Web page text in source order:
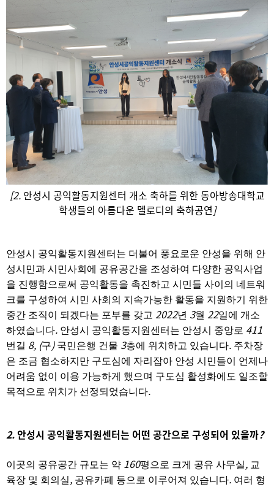
[2. 안성시 공익활동지원센터 개소 축하를 위한 동아방송대학교
학생들의 아름다운 멜로디의 축하공연]
안성시 공익활동지원센터는 더불어 풍요로운 안성을 위해 안
성시민과 시민사회에 공유공간을 조성하여 다양한 공익사업
을 진행함으로써 공익활동을 촉진하고 시민들 사이의 네트워
크를 구성하여 시민 사회의 지속가능한 활동을 지원하기 위한
중간 조직이 되겠다는 포부를 갖고 2022년 3월 22일에 개소
하였습니다. 안성시 공익활동지원센터는 안성시 중앙로 411
번길 8, (구) 국민은행 건물 3층에 위치하고 있습니다. 주차장
은 조금 협소하지만 구도심에 자리잡아 안성 시민들이 언제나
어려움 없이 이용 가능하게 했으며 구도심 활성화에도 일조할
목적으로 위치가 선정되었습니다.
2.안성시 공익활동지원센터는 어떤 공간으로 구성되어 있을까?
이곳의 공유공간 규모는 약 160평으로 크게 공유 사무실, 교
육장 및 회의실, 공유카페 등으로 이루어져 있습니다. 여러 형